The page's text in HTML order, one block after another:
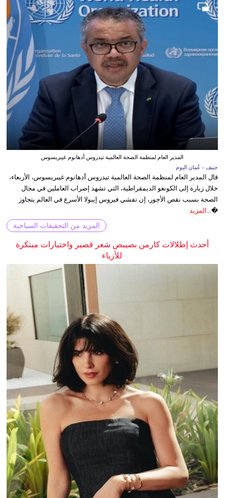
المدير العام لمنظمة الصحة العالمية تيدروس أدهانوم غيبريسوس
جنيف - عُمان اليوم
قال المدير العام لمنظمة الصحة العالمية تيدروس أدهانوم غيبريسوس، الأربعاء،
خلال زيارة إلى الكونغو الديمقراطية، التي تشهد إضراب العاملين في مجال
الصحة بسبب نقص الأجور، إن تفشي فيروس إيبولا الأسرع في العالم يتجاوز
�... المزيد
المزيد من التحقيقات السياحية
أحدث إطلالات كارمن بصيبص شعر قصير واختيارات مبتكرة
للأزياء